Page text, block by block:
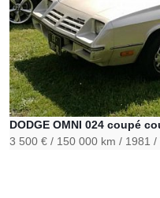
DODGE OMNI 024 coupé
3 500 €
150 000 km 1981